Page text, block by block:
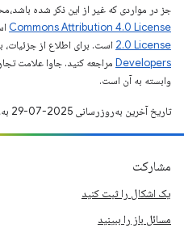
جز در مواردی که غیر از این ذکر شده
Commons Attribution 4.0 License
2.0 License است. برای اطلاع از جزئیات،
Developers‏
وابسته به آن است.
تاریخ آخرین به‌روزرسانی 2025-07-29 به‌وقت ساعت هماهنگ جهانی.
مشارکت
یک اشکال را ثبت کنید
مسائل باز را ببینید